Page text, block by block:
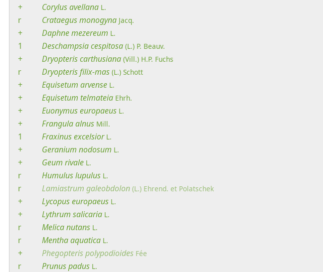
+ Corylusavellana L.
r Crataegusmonogyna Jacq.
+ Daphnemezereum L.
1 Deschampsiacespitosa (L.) P. Beauv.
+ Dryopteriscarthusiana (Vill.) H.P. Fuchs
r Dryopterisfilix-mas (L.) Schott
+ Equisetum arvense L.
+ Equisetum telmateia Ehrh.
+ Euonymuseuropaeus L.
+ Frangulaalnus Mill.
1 Fraxinusexcelsior L.
+ Geranium nodosum L.
+ Geum rivale L.
r Humuluslupulus L.
r Lamiastrum galeobdolon (L.) Ehrend. et Polatschek
+ Lycopuseuropaeus L.
+ Lythrum salicaria L.
r Melicanutans L.
r Menthaaquatica L.
+ Phegopterispolypodioides Fée
r Prunuspadus L.